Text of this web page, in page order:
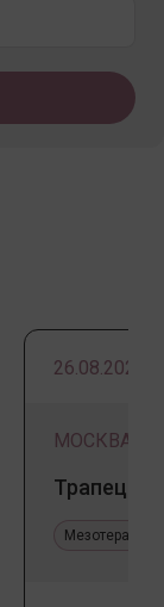
26.08.2026
МОСКВА
Трапеция
Мезотерапия